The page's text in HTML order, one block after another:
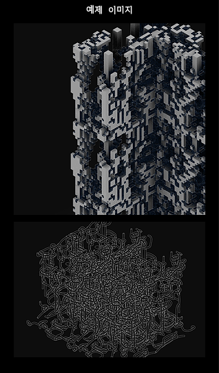
예제 이미지